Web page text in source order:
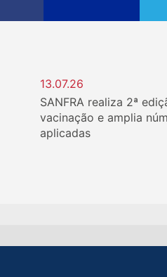
13.07.26
SANFRA realiza 2ª
vacinação e amplia
aplicadas